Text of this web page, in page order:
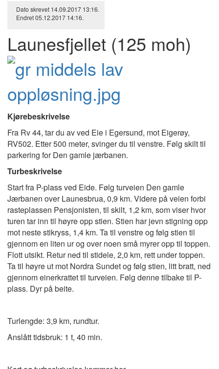
Dato skrevet 14.09.2017 13:16.
Endret05.12.2017 14:16.
Launesfjellet (125 moh)
Kjørebeskrivelse
Fra Rv 44, tar du av ved Eie i Egersund, mot Eigerøy,
RV502. Etter 500 meter, svinger du til venstre. Følg skilt til
parkering for Den gamle jærbanen.
Turbeskrivelse
Start fra P-plass ved Eide. Følg turveien Den gamle
Jærbanen over Launesbrua, 0,9 km. Videre på veien forbi
rasteplassen Pensjonisten, til skilt, 1,2 km, som viser hvor
turen tar inn til høyre opp stien. Stien har jevn stigning opp
mot neste stikryss, 1,4 km. Ta til venstre og følg stien til
gjennom en liten ur og over noen små myrer opp til toppen.
Flott utsikt. Retur ned til stidele, 2,0 km, rett under toppen.
Ta til høyre ut mot Nordra Sundet og følg stien, litt bratt, ned
gjennom einerkrattet til turveien. Følg denne tilbake til P-
plass. Dyr på beite.
Turlengde: 3,9 km, rundtur.
Anslått tidsbruk: 1 t, 40 min.